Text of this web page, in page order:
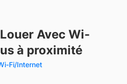
Avec Wi-
à proximité
Fi/Internet